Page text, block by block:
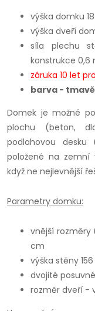
výška domku
výška dveří
síla plechu
konstrukce 0,6
záruka 10 let
barva - tmavě
Domek je možné
plochu (beton,
podlahovou desku
položené na zemní
když ne nejlevnější
Parametry domku:
vnější rozměry
cm
výška stěny
dvojité
rozměr dveří -